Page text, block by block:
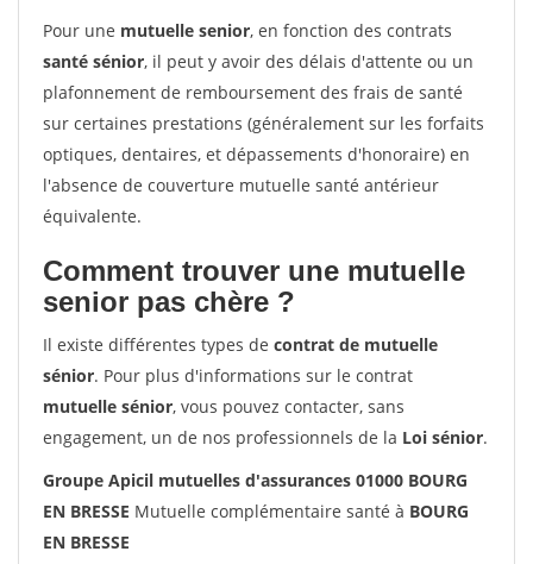
Pour une mutuelle senior, en fonction des contrats
santé sénior, il peut y avoir des délais d'attente ou un
plafonnement de remboursement des frais de santé
sur certaines prestations (généralement sur les forfaits
optiques, dentaires, et dépassements d'honoraire) en
l'absence de couverture mutuelle santé antérieur
équivalente.
Comment trouver une mutuelle
senior pas chère ?
Il existe différentes types de contrat de mutuelle
sénior. Pour plus d'informations sur le contrat
mutuelle sénior, vous pouvez contacter, sans
engagement, un de nos professionnels de la Loi sénior.
Groupe Apicil mutuelles d'assurances 01000 BOURG
EN BRESSE Mutuelle complémentaire santé à BOURG
EN BRESSE